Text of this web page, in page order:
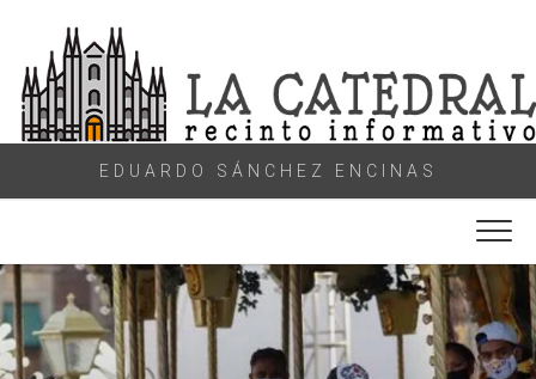
content
EDUARDO SÁNCHEZ ENCINAS